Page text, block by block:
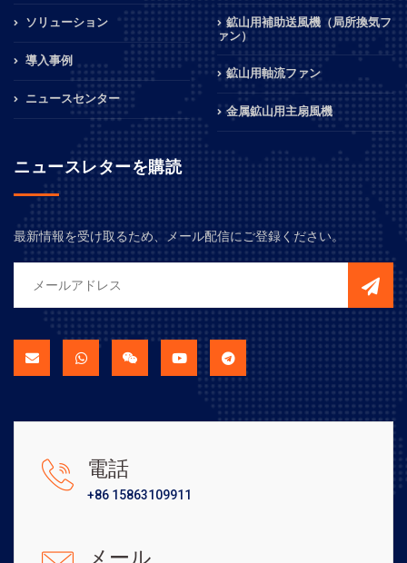
ソリューション
導入事例
ニュースセンター
鉱山用補助送風機（局所換気フ
ァン）
鉱山用軸流ファン
金属鉱山用主扇風機
ニュースレターを購読
最新情報を受け取るため、メール配信にご登録ください。
電話
+86 15863109911